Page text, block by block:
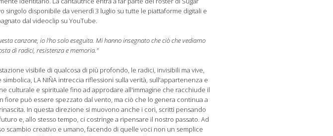
singolo disponibile da venerdì 3 luglio su tutte le piattaforme digitali e
dal videoclip su YouTube.
canzone, io l'ho solo eseguita. Mi hanno insegnato che ciò che vediamo
di radici, resistenza e memoria."
visibile di qualcosa di più profondo, le radici, invisibili ma vive,
LA NIÑA intreccia riflessioni sulla verità, sull'appartenenza e
culturale e spirituale fino ad approdare all'immagine che racchiude il
fiore può essere spezzato dal vento, ma ciò che lo genera continua a
In questa direzione si muovono anche i cori, scritti pensando
e, allo stesso tempo, ci costringe a ripensare il nostro passato. Ad
scambio creativo e umano, facendo di quelle voci non un semplice